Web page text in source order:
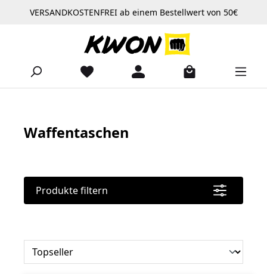
Zum Hauptinhalt springen
VERSANDKOSTENFREI ab einem Bestellwert von 50€
Waffentaschen
Produkte filtern